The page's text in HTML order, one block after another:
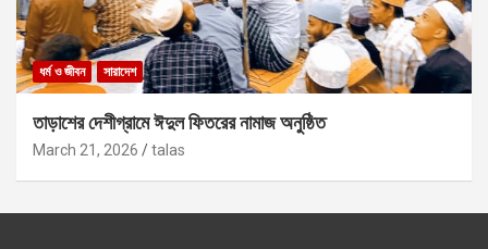
ধর্ম ও জীবন সারাদেশ
তাড়াশের দেশীগ্রামে ঈদুল ফিতরের নামাজ অনুষ্ঠিত
March 21, 2026 talas